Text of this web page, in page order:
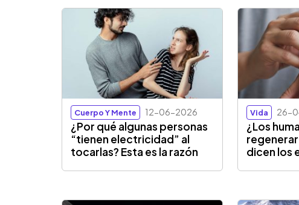
Cuerpo Y Mente 12-06-2026
¿Por qué algunas personas
“tienen electricidad” al
tocarlas? Esta es la razón
Vida 26-
¿Los
dicen los